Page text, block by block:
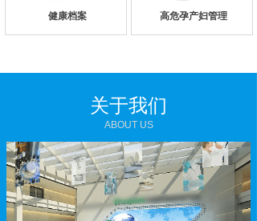
健康档案 高危孕产妇管理
ABOUT US
关于我们